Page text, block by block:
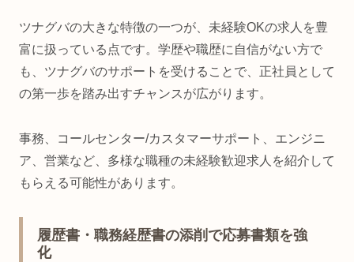
ツナグバの大きな特徴の一つが、未経験OKの求人を豊
富に扱っている点です。学歴や職歴に自信がない方で
も、ツナグバのサポートを受けることで、正社員として
の第一歩を踏み出すチャンスが広がります。
事務、コールセンター/カスタマーサポート、エンジニ
ア、営業など、多様な職種の未経験歓迎求人を紹介して
もらえる可能性があります。
履歴書・職務経歴書の添削で応募書類を強
化